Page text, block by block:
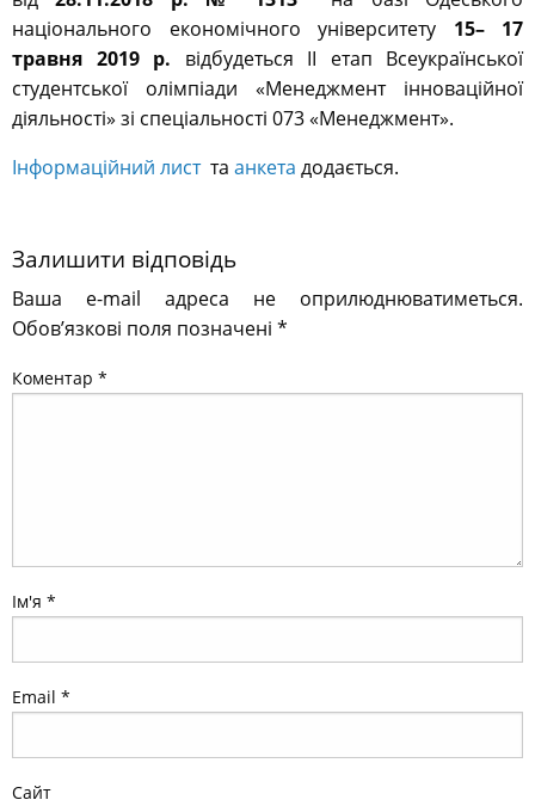
національного економічного університету 15– 17
травня 2019 р. відбудеться ІІ етап Всеукраїнської
студентської олімпіади «Менеджмент інноваційної
діяльності» зі спеціальності 073 «Менеджмент».
Інформаційний листта анкета додається.
Залишити відповідь
Ваша e-mail адреса не оприлюднюватиметься.
Обов’язкові поля позначені *
Коментар *
Ім'я *
Email *
Сайт